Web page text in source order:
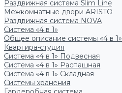
Раздвижная система Slim Line
Межкомнатные двери ARISTO
Раздвижная система NOVA
Система «4 в 1»
Общее описание системы «4 в 1»
Квартира-студия
Система «4 в 1» Подвесная
Система «4 в 1» Распашная
Система «4 в 1» Складная
Системы хранения